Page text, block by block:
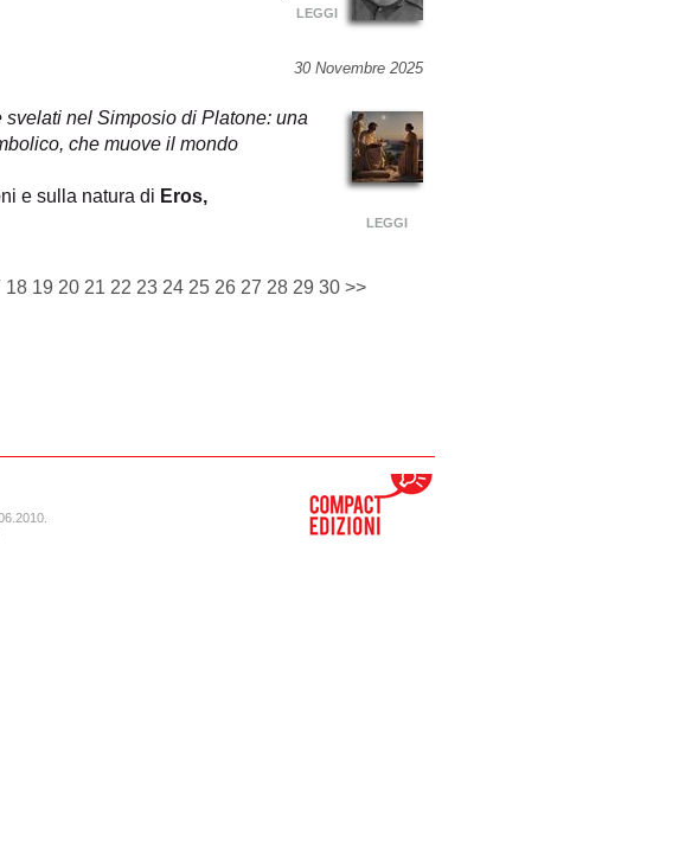
LEGGI
30 Novembre 2025
nel Simposio di Platone: una
che muove il mondo
e sulla natura di Eros,
LEGGI
18 19 20 21 22 23 24 25 26 27 28 29 30 >>